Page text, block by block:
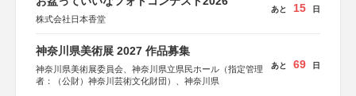
株式会社日本香堂
あと 15 日
神奈川県美術展 2027 作品募集
神奈川県美術展委員会、神奈川県立県民ホール（指定管理
者：（公財）神奈川芸術文化財団）、神奈川県
あと 69 日